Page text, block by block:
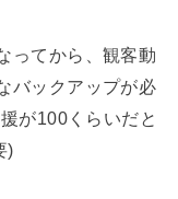
ってから、観客動
バックアップが必
が100くらいだと
)